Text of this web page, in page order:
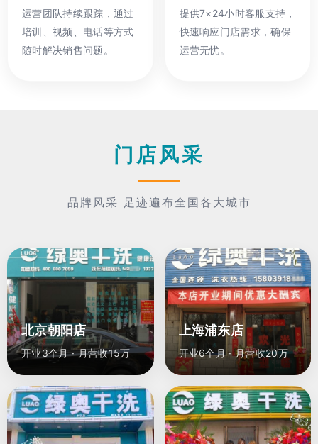
运营团队持续跟踪，通过
培训、视频、电话等方式
随时解决销售问题。
提供7×24小时客服支持，
快速响应门店需求，确保
运营无忧。
门店风采
品牌风采 足迹遍布全国各大城市
北京朝阳店
开业3个月 · 月营收15万
上海浦东店
开业6个月 · 月营收20万